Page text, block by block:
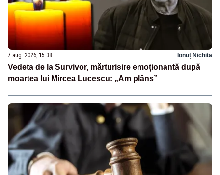
7 aug. 2026, 15:38 Ionuț Nichita
Vedeta de la Survivor, mărturisire emoționantă după
moartea lui Mircea Lucescu: „Am plâns”